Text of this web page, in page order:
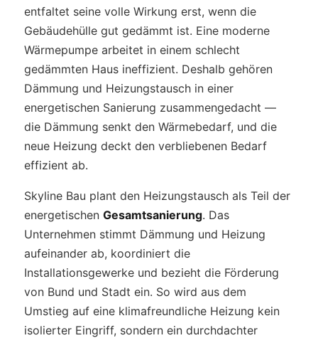
entfaltet seine volle Wirkung erst, wenn die
Gebäudehülle gut gedämmt ist. Eine moderne
Wärmepumpe arbeitet in einem schlecht
gedämmten Haus ineffizient. Deshalb gehören
Dämmung und Heizungstausch in einer
energetischen Sanierung zusammengedacht —
die Dämmung senkt den Wärmebedarf, und die
neue Heizung deckt den verbliebenen Bedarf
effizient ab.
Skyline Bau plant den Heizungstausch als Teil der
energetischen Gesamtsanierung. Das
Unternehmen stimmt Dämmung und Heizung
aufeinander ab, koordiniert die
Installationsgewerke und bezieht die Förderung
von Bund und Stadt ein. So wird aus dem
Umstieg auf eine klimafreundliche Heizung kein
isolierter Eingriff, sondern ein durchdachter